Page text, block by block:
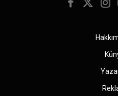
Facebook
X